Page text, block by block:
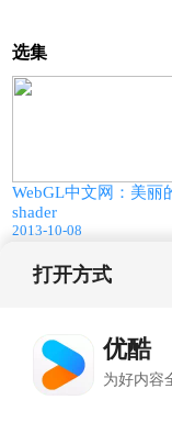
选集
WebGL中文网：美丽
shader
2013-10-08
打开方式
优酷
为好内容